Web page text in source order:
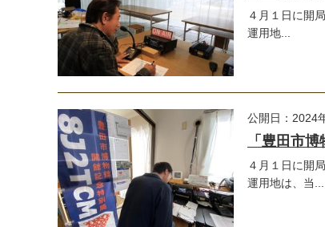
４月１日に開
運用地...
公開日：2024
「豊田市
４月１日に開
運用地は、当...